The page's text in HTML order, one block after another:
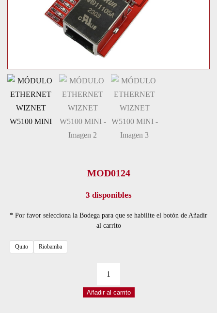
MOD0124
3 disponibles
* Por favor selecciona la Bodega para que se habilite el botón de Añadir
al carrito
Quito Riobamba
WIZNET
Añadir al carrito